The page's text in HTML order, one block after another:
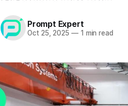
Prompt Expert
Oct 25, 2025 —1 min read